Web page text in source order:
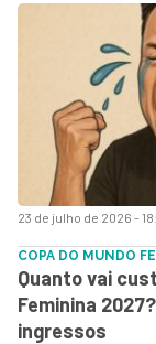
23 de julho de 2026 -
COPA DO MUNDO
Quanto vai
Feminina
ingressos